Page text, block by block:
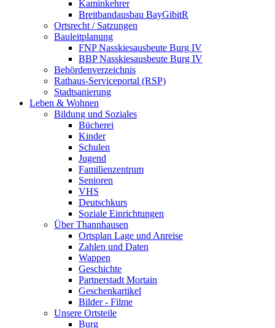
Kaminkehrer
Breitbandausbau BayGibitR
Ortsrecht / Satzungen
Bauleitplanung
FNP Nasskiesausbeute Burg IV
BBP Nasskiesausbeute Burg IV
Behördenverzeichnis
Rathaus-Serviceportal (RSP)
Stadtsanierung
Leben & Wohnen
Bildung und Soziales
Bücherei
Kinder
Schulen
Jugend
Familienzentrum
Senioren
VHS
Deutschkurs
Soziale Einrichtungen
Über Thannhausen
Ortsplan Lage und Anreise
Zahlen und Daten
Wappen
Geschichte
Partnerstadt Mortain
Geschenkartikel
Bilder - Filme
Unsere Ortsteile
Burg